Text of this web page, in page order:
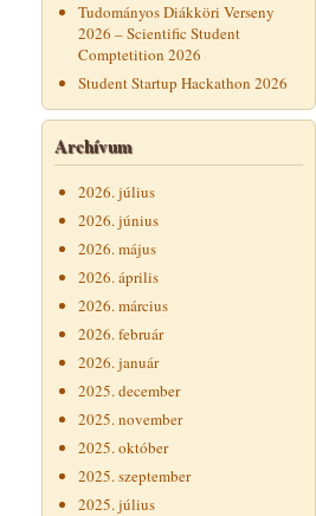
Tudományos Diákköri Verseny
2026 – Scientific Student
Comptetition 2026
Student Startup Hackathon 2026
Archívum
2026. július
2026. június
2026. május
2026. április
2026. március
2026. február
2026. január
2025. december
2025. november
2025. október
2025. szeptember
2025. július